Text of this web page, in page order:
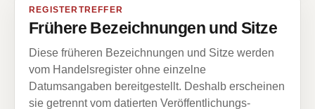
REGISTERTREFFER
Frühere Bezeichnungen und Sitze
Diese früheren Bezeichnungen und Sitze werden
vom Handelsregister ohne einzelne
Datumsangaben bereitgestellt. Deshalb erscheinen
sie getrennt vom datierten Veröffentlichungs-